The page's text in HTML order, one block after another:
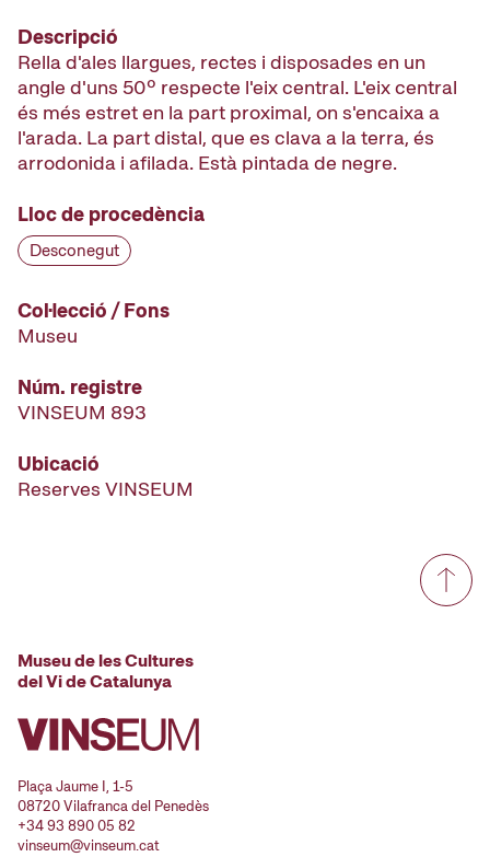
Descripció
Rella d'ales llargues, rectes i disposades en un
angle d'uns 50º respecte l'eix central. L'eix central
és més estret en la part proximal, on s'encaixa a
l'arada. La part distal, que es clava a la terra, és
arrodonida i afilada. Està pintada de negre.
Lloc de procedència
Desconegut
Col·lecció / Fons
Museu
Núm. registre
VINSEUM 893
Ubicació
Reserves VINSEUM
Museu de les Cultures
del Vi de Catalunya
Plaça Jaume I, 1-5
08720 Vilafranca del Penedès
+34 93 890 05 82
vinseum@vinseum.cat